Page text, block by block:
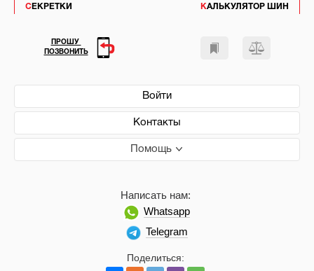
СЕКРЕТКИ
КАЛЬКУЛЯТОР ШИН
Войти
Контакты
Помощь
Поделиться:
Написать нам:
Whatsapp
Telegram
ПРОШУ
ПОЗВОНИТЬ